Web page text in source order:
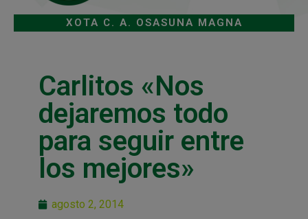
XOTA C. A. OSASUNA MAGNA
Carlitos «Nos
dejaremos todo
para seguir entre
los mejores»
agosto 2, 2014